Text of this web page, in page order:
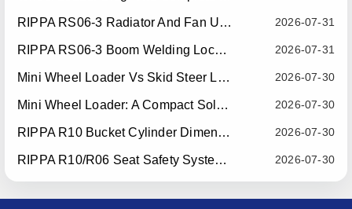
2026-07-31
RIPPA RS06-3 Radiator And Fan Upgrade — Effective July 10, 2026
2026-07-31
RIPPA RS06-3 Boom Welding Locating Bar Optimization — Effective July 15, 2026
2026-07-30
Mini Wheel Loader Vs Skid Steer Loader: Which Compact Machine Is Better For Your Business?
2026-07-30
Mini Wheel Loader: A Compact Solution For Efficient Material Handling
2026-07-30
RIPPA R10 Bucket Cylinder Dimension Optimization — Effective July 15, 2026
2026-07-30
RIPPA R10/R06 Seat Safety System Upgrade — Effective July 22, 2026